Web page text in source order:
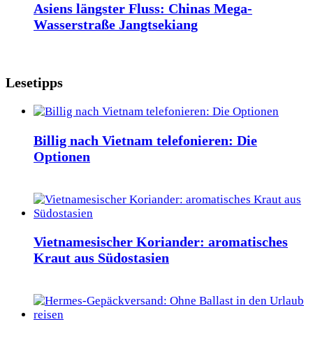
Asiens längster Fluss: Chinas Mega-
Wasserstraße Jangtsekiang
Lesetipps
Billig nach Vietnam telefonieren: Die
Optionen
Vietnamesischer Koriander: aromatisches
Kraut aus Südostasien